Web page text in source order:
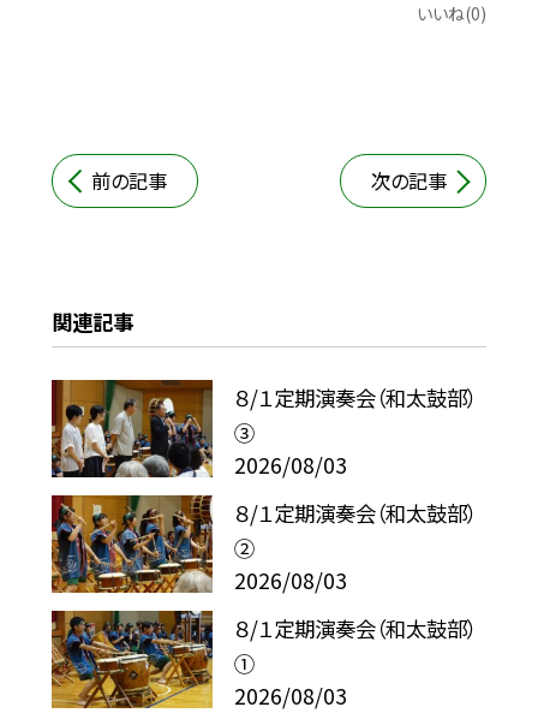
いいね(0)
前の記事 次の記事
関連記事
８/１定期演奏会（和太鼓部）
③
2026/08/03
８/１定期演奏会（和太鼓部）
②
2026/08/03
８/１定期演奏会（和太鼓部）
①
2026/08/03